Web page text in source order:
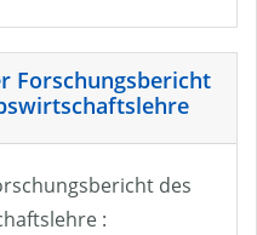
Forschungsbericht
des
: